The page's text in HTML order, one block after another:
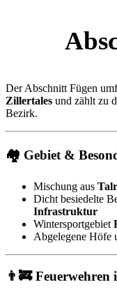
Der Abschnitt Fügen
Zillertales und zählt zu
Bezirk.
🏘 Gebiet &
Mischung aus
Dicht besiedelte
Infrastruktur
Wintersportgebiet
Abgelegene Höfe
👨‍🚒 Feuerwehren